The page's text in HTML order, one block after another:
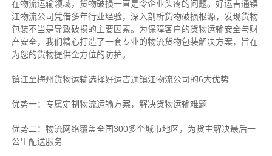
在物流运输领域，货物破损一直是令企业头疼的问题。好运吉通镇
江物流公司凭借多年行业经验，深入剖析货物破损根源，发现货物
包装不当是导致破损的主要因素。为保障客户的货物运输安全与财
产安全，我们精心打造了一套专业的物流货物包装解决方案，旨在
为您的货物提供全方位的防护。
镇江至梅州货物运输选择好运吉通镇江物流公司的6大优势
优势一：专属定制物流运输方案，解决货物运输难题
优势二：物流网络覆盖全国300多个城市地区，为货主解决最后一
公里配送服务